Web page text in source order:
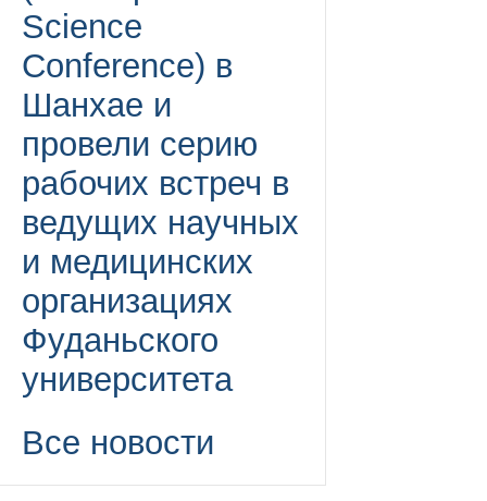
Science
Conference) в
Шанхае и
провели серию
рабочих встреч в
ведущих научных
и медицинских
организациях
Фуданьского
университета
Все новости